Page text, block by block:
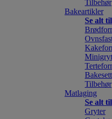
Tilbehør
Bakeartikler
Se alt
Bakesett
Tilbehør
Matlaging
Se alt
Gryter